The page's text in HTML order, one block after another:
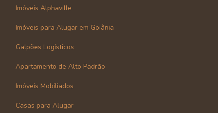
Imóveis Alphaville
Imóveis para Alugar em Goiânia
Galpões Logísticos
Apartamento de Alto Padrão
Imóveis Mobiliados
Casas para Alugar